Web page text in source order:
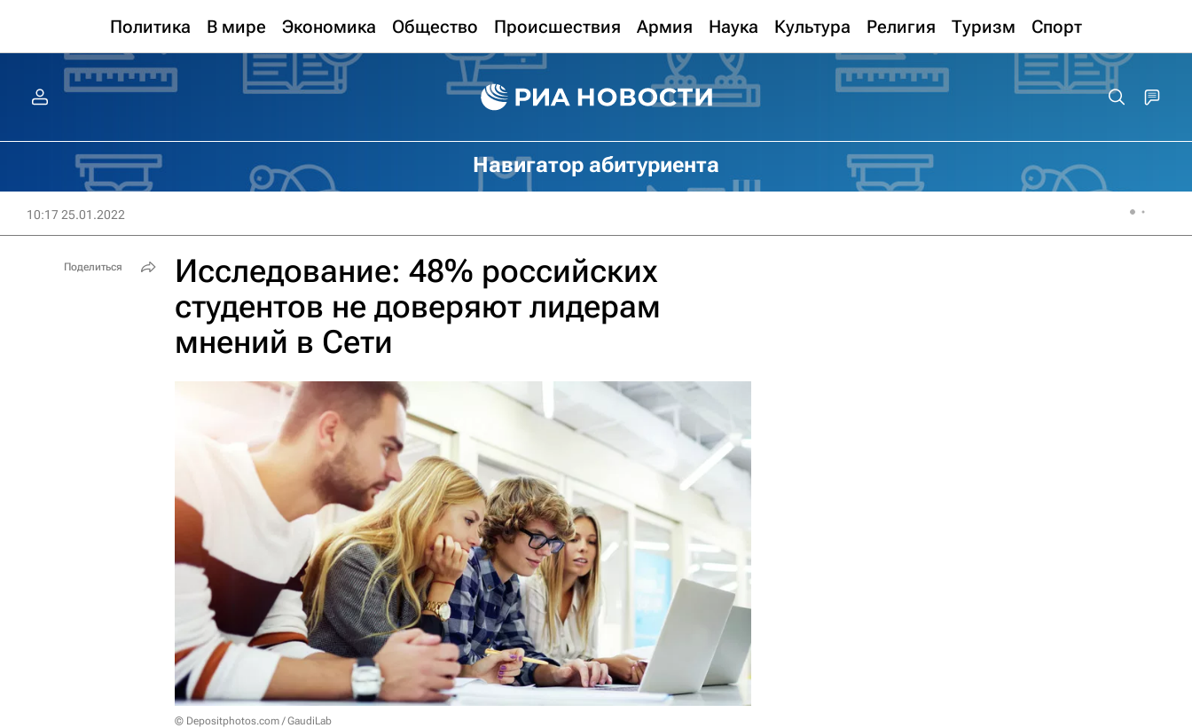
Политика В мире Экономика Общество Происшествия Армия Наука Культура Религия Туризм Спорт
Навигатор абитуриента
10:17 25.01.2022
Исследование: 48% российских
студентов не доверяют лидерам
мнений в Сети
© Depositphotos.com / GaudiLab
Поделиться